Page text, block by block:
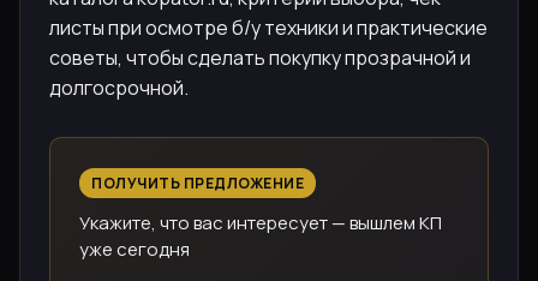
листы при осмотре б/у техники и практические
советы, чтобы сделать покупку прозрачной и
долгосрочной.
ПОЛУЧИТЬ ПРЕДЛОЖЕНИЕ
Укажите, что вас интересует — вышлем КП
уже сегодня